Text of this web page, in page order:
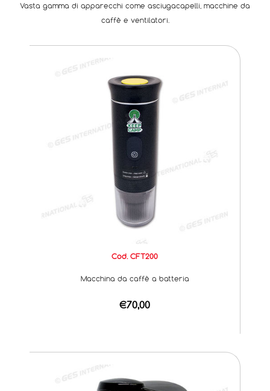
Vasta gamma di apparecchi come asciugacapelli, macchine da
caffè e ventilatori.
Cod. CFT200
Macchina da caffè a batteria
€70,00